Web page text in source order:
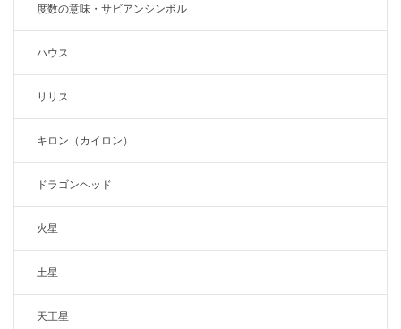
度数の意味・サビアンシンボル
ハウス
リリス
キロン（カイロン）
ドラゴンヘッド
火星
土星
天王星